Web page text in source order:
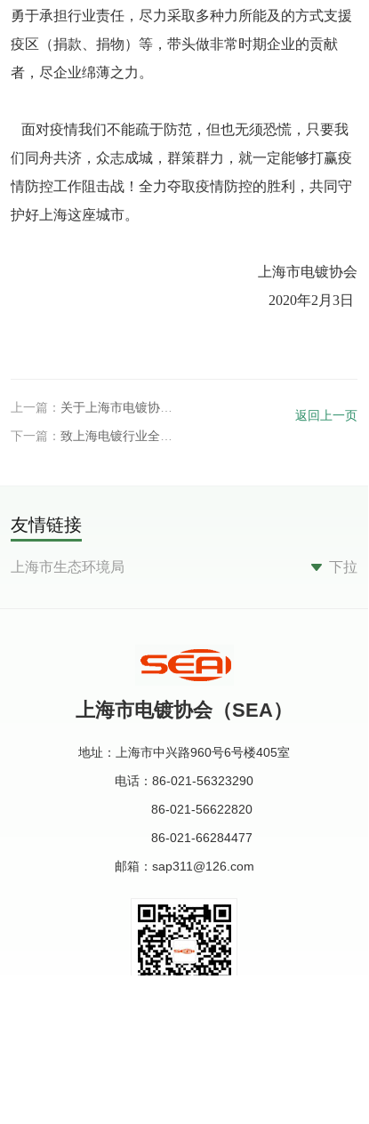
勇于承担行业责任，尽力采取多种力所能及的方式支援
疫区（捐款、捐物）等，带头做非常时期企业的贡献
者，尽企业绵薄之力。
面对疫情我们不能疏于防范，但也无须恐慌，只要我
们同舟共济，众志成城，群策群力，就一定能够打赢疫
情防控工作阻击战！全力夺取疫情防控的胜利，共同守
护好上海这座城市。
上海市电镀协会
2020年2月3日
上一篇： 关于上海市电镀协会新版官网上线的通知
下一篇：致上海电镀行业全体会员（企业）一封信
返回上一页
友情链接
上海市生态环境局
中华人民共和国生态环境部
中华人民共和国工业信息化部
上海市民政局
下拉
上海市电镀协会（SEA）
地址：上海市中兴路960号6号楼405室
电话：86-021-56323290
86-021-56622820
86-021-66284477
邮箱： sap311@126.com